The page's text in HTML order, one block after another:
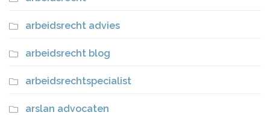
arbeidsrecht advies
arbeidsrecht blog
arbeidsrechtspecialist
arslan advocaten